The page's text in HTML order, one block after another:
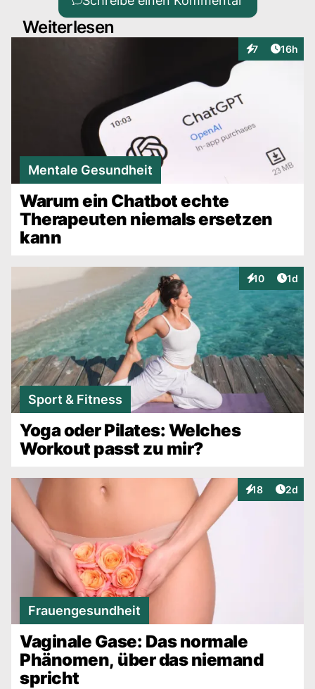
Weiterlesen
7
Interaktionen
Artikel
16h
Mentale Gesundheit
Warum ein Chatbot echte
Therapeuten niemals ersetzen
kann
10
Interaktionen
1d
Sport & Fitness
Yoga oder Pilates: Welches
Workout passt zu mir?
18
Interaktionen
2d
Frauengesundheit
Vaginale Gase: Das normale
Phänomen, über das niemand
spricht